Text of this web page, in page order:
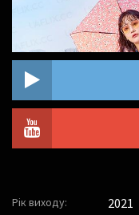
Рік виходу: 2021